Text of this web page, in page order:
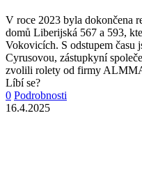
V roce 2023 byla dokončena
domů Liberijská 567 a 593,
Vokovicích. S odstupem času
Cyrusovou, zástupkyní
zvolili rolety od firmy
Líbí se?
0 Podrobnosti
16.4.2025